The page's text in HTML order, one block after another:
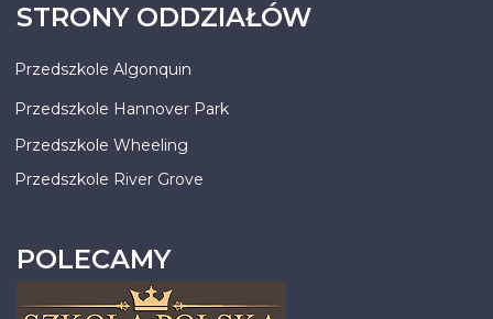
STRONY ODDZIAŁÓW
Przedszkole Algonquin
Przedszkole Hannover Park
Przedszkole Wheeling
Przedszkole River Grove
POLECAMY